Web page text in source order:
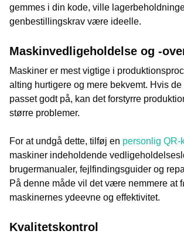
gemmes i din kode, ville
genbestillingskrav være ideelle.
Maskinvedligeholdelse og -
Maskiner er mest vigtige i
alting hurtigere og mere bekvemt. Hvis
passet godt på, kan det forstyrre
større problemer.
For at undgå dette, tilføj en personlig QR-
maskiner indeholdende
brugermanualer, fejlfindingsguider og
På denne måde vil det være nemmere at
maskinernes ydeevne og effektivitet.
Kvalitetskontrol